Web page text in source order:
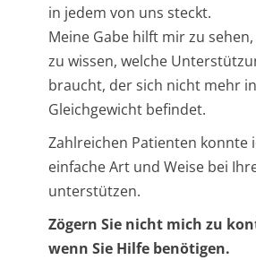
in jedem von uns steckt.
Meine Gabe hilft mir zu
zu wissen, welche
braucht, der sich nicht mehr
Gleichgewicht befindet.
Zahlreichen Patienten konnte
einfache Art und Weise bei
unterstützen.
Zögern Sie nicht mich zu
wenn Sie Hilfe benötigen.